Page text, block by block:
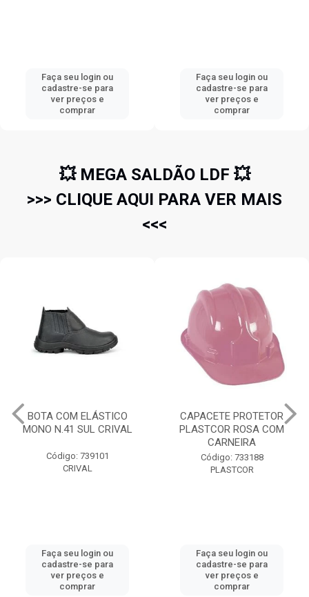
Faça seu login ou
cadastre-se para
ver preços e
comprar
Faça seu login ou
cadastre-se para
ver preços e
comprar
💥 MEGA SALDÃO LDF 💥
>>> CLIQUE AQUI PARA VER MAIS
<<<
BOTA COM ELÁSTICO
MONO N.41 SUL CRIVAL
Código: 739101
CRIVAL
Faça seu login ou
cadastre-se para
ver preços e
comprar
CAPACETE PROTETOR
PLASTCOR ROSA COM
CARNEIRA
Código: 733188
PLASTCOR
Faça seu login ou
cadastre-se para
ver preços e
comprar